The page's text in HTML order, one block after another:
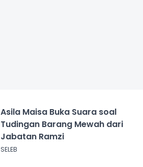
Asila Maisa Buka Suara soal
Tudingan Barang Mewah dari
Jabatan Ramzi
SELEB